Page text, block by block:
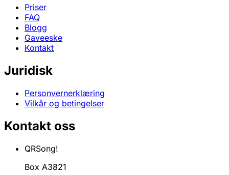
Priser
FAQ
Blogg
Gaveeske
Kontakt
Juridisk
Personvernerklæring
Vilkår og betingelser
Kontakt oss
QRSong!
Box A3821